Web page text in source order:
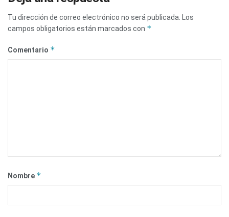
Tu dirección de correo electrónico no será publicada.
Los
campos obligatorios están marcados con *
Comentario *
Nombre *